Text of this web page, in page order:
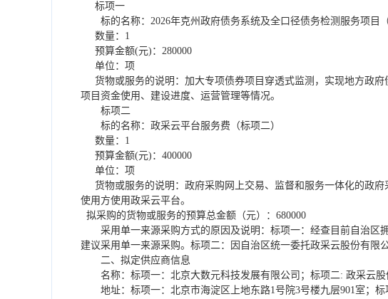
标项一
标的名称： 2026年克州政府债务系统及全口径债务检测服务项目
数量： 1
预算金额(元) ： 280000
单位：项
货物或服务的说明：加大专项债券项目穿透式监测，实现地方政
项目资金使用、建设进度、运营管理等情况。
标项二
标的名称：政采云平台服务费（标项二）
数量： 1
预算金额(元) ： 400000
单位：项
货物或服务的说明：政府采购网上交易、监督和服务一体化的政
使用方使用政采云平台。
拟采购的货物或服务的预算总金额（元）： 680000
采用单一来源采购方式的原因及说明： 标项一：经查目前自治区
建议采用单一来源采购。标项二：因自治区统一委托政采云股份有限
二、拟定供应商信息
名称： 标项一：北京大数元科技发展有限公司；标项二: 政采云股
地址： 标项一：北京市海淀区上地东路1号院3号楼九层901室；标